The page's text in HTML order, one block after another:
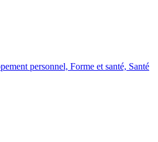
personnel, Forme et santé, Santé